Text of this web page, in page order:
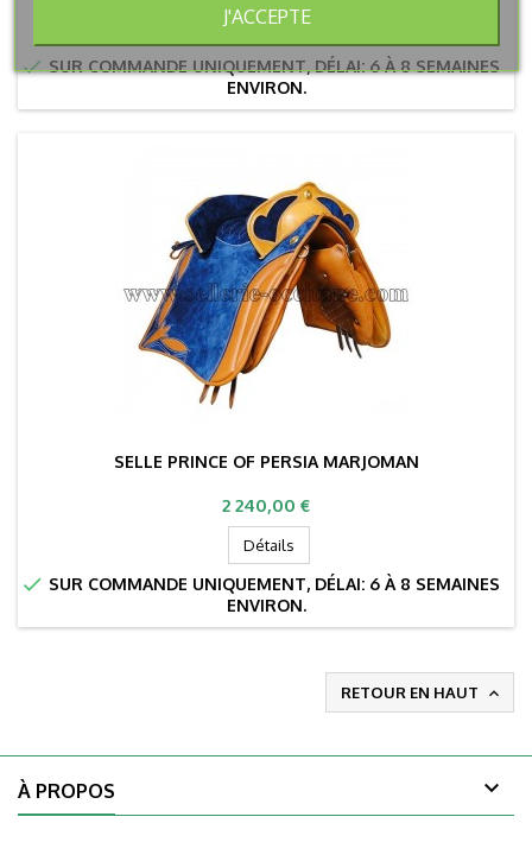
Détails
SUR COMMANDE UNIQUEMENT, DÉLAI: 6 À 8 SEMAINES
ENVIRON.
SELLE PRINCE OF PERSIA MARJOMAN
Prix
2 240,00 €
Détails
 SUR COMMANDE UNIQUEMENT, DÉLAI: 6 À 8 SEMAINES
ENVIRON.
RETOUR EN HAUT 
À PROPOS 
J'ACCEPTE